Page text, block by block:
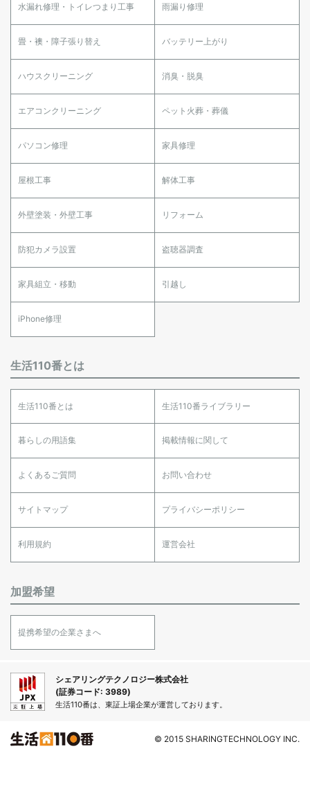
水漏れ修理・トイレつまり工事 雨漏り修理
畳・襖・障子張り替え バッテリー上がり
ハウスクリーニング 消臭・脱臭
エアコンクリーニング ペット火葬・葬儀
パソコン修理 家具修理
屋根工事 解体工事
外壁塗装・外壁工事 リフォーム
防犯カメラ設置 盗聴器調査
家具組立・移動 引越し
iPhone修理
生活110番とは
生活110番とは 生活110番ライブラリー
暮らしの用語集 掲載情報に関して
よくあるご質問 お問い合わせ
サイトマップ プライバシーポリシー
利用規約 運営会社
加盟希望
提携希望の企業さまへ
シェアリングテクノロジー株式会社
(証券コード: 3989)
生活110番は、東証上場企業が運営しております。
© 2015 SHARINGTECHNOLOGY INC.